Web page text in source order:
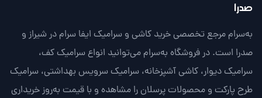
صدرا
به‌سرام مرجع تخصصی خرید کاشی و سرامیک ایفا سرام در شیراز و
صدرا است. در فروشگاه به‌سرام می‌توانید انواع سرامیک کف،
سرامیک دیوار، کاشی آشپزخانه، سرامیک سرویس بهداشتی، سرامیک
طرح پارکت و محصولات پرسلان را مشاهده و با قیمت به‌روز خریداری